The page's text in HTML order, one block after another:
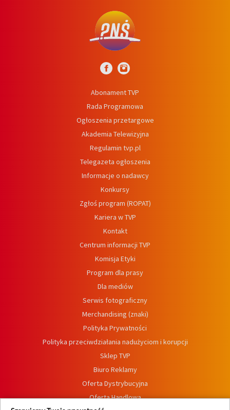
Abonament TVP
Rada Programowa
Ogłoszenia przetargowe
Akademia Telewizyjna
Regulamin tvp.pl
Telegazeta ogłoszenia
Informacje o nadawcy
Konkursy
Zgłoś program (ROPAT)
Kariera w TVP
Kontakt
Centrum informacji TVP
Komisja Etyki
Program dla prasy
Dla mediów
Serwis fotograficzny
Merchandising (znaki)
Polityka Prywatności
Polityka przeciwdziałania nadużyciom i korupcji
Sklep TVP
Biuro Reklamy
Oferta Dystrybucyjna
Oferta Handlowa